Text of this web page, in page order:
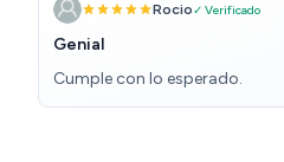
Rocio✓ Verificado
Genial
Cumple con lo esperado.